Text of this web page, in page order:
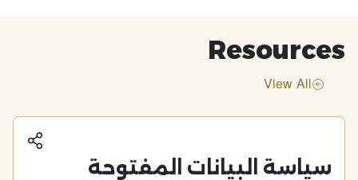
Resources
View All
سياسة البيانات المفتوحة